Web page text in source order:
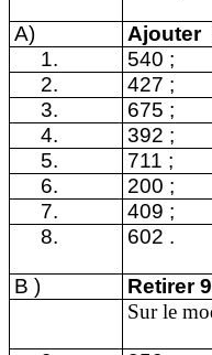
A) Ajouter
1.
540 ;
2.
427 ;
3.
675 ;
4.
392 ;
5.
711 ;
6.
200 ;
7.
409 ;
8.
602 .
B ) Retirer
Sur le